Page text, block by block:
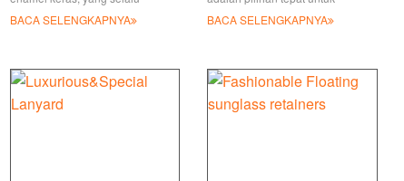
dikaitkan dengan prestise dan
BACA SELENGKAPNYA
melacak tanggal dan informasi
BACA SELENGKAPNYA